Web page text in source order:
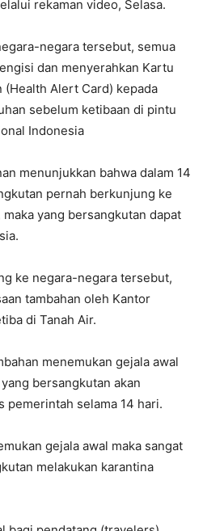
rekaman video, Selasa.
negara tersebut, semua
dan menyerahkan Kartu
(Health Alert Card) kepada
sebelum ketibaan di pintu
Indonesia
menunjukkan bahwa dalam 14
pernah berkunjung ke
yang bersangkutan dapat
ke negara-negara tersebut,
tambahan oleh Kantor
di Tanah Air.
menemukan gejala awal
bersangkutan akan
pemerintah selama 14 hari.
gejala awal maka sangat
melakukan karantina